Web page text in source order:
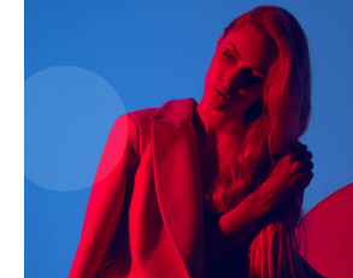
News Week
Magazine PRO